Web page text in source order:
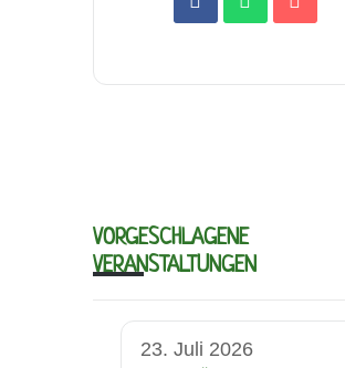
VORGESCHLAGENE
VERANSTALTUNGEN
23. Juli 2026